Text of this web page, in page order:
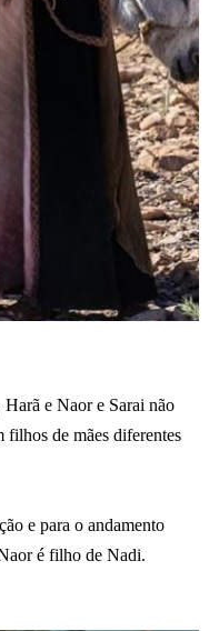
e Naor e Sarai não
filhos de mães diferentes
e para o andamento
é filho de Nadi.